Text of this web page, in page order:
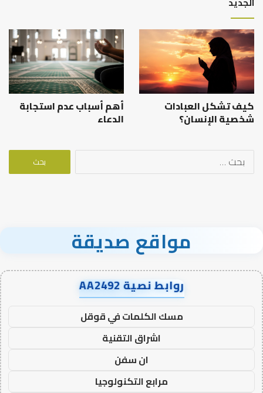
كيف تشكل العبادات
شخصية الإنسان؟
أهم أسباب عدم استجابة
الدعاء
البحث
مواقع صديقة
روابط نصية AA2492
مسك الكلمات في قوقل
اشراق التقنية
ان سفن
مرابع التكنولوجيا